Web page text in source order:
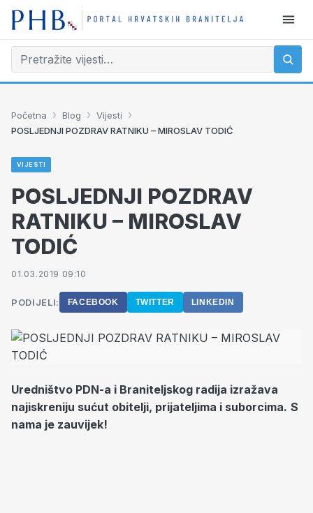
Početna › Blog › Vijesti ›
POSLJEDNJI POZDRAV RATNIKU – MIROSLAV TODIĆ
VIJESTI
POSLJEDNJI POZDRAV
RATNIKU – MIROSLAV
TODIĆ
01.03.2019 09:10
PODIJELI: FACEBOOK TWITTER LINKEDIN
Uredništvo PDN-a i Braniteljskog radija izražava
najiskreniju sućut obitelji, prijateljima i suborcima. S
nama je zauvijek!